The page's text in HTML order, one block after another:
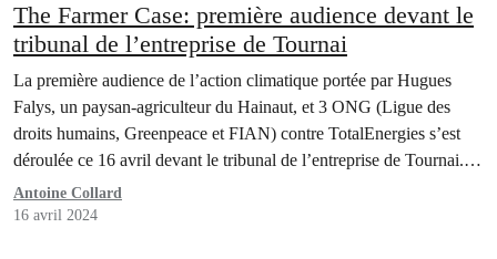
The Farmer Case: première audience devant le
tribunal de l’entreprise de Tournai
La première audience de l’action climatique portée par Hugues
Falys, un paysan-agriculteur du Hainaut, et 3 ONG (Ligue des
droits humains, Greenpeace et FIAN) contre TotalEnergies s’est
déroulée ce 16 avril devant le tribunal de l’entreprise de Tournai.
Lors de cette audience, les cinq parties se sont entendues sur un
calendrier d’échanges de conclusions. Selon ce calendrier,…
Antoine Collard
16 avril 2024